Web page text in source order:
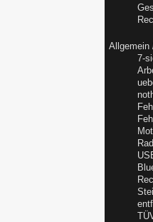
Allgemein
7-